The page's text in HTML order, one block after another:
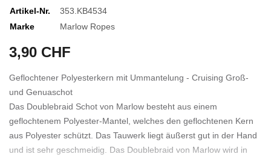
Artikel-Nr.
353.KB4534
Marke
Marlow Ropes
3,90 CHF
Geflochtener Polyesterkern mit Ummantelung - Cruising Groß-
und Genuaschot
Das Doublebraid Schot von Marlow besteht aus einem
geflochtenem Polyester-Mantel, welches den geflochtenen Kern
aus Polyester schützt. Das Tauwerk liegt äußerst gut in der Hand
und ist sehr geschmeidig. Das Doublebraid von Marlow wird in